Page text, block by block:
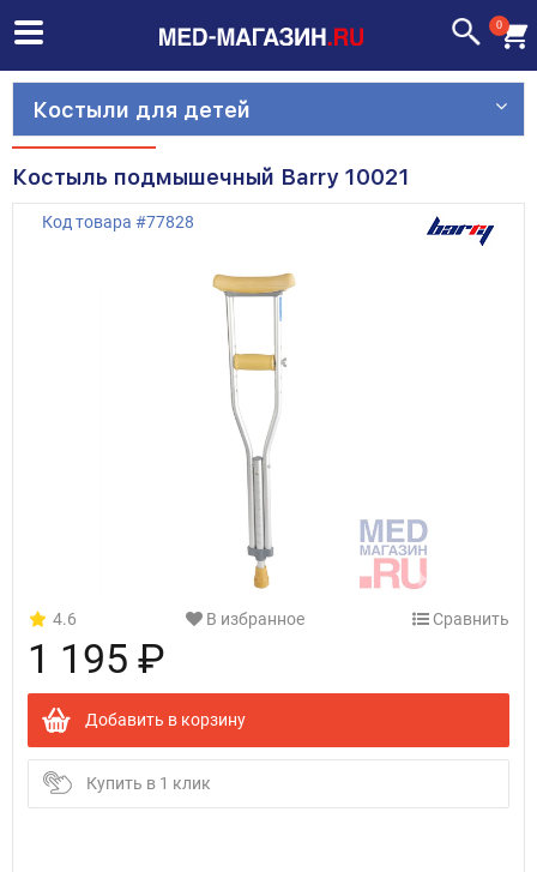
0
Костыли для детей
Костыль подмышечный Barry 10021
Код товара #77828
4.6 В избранное Сравнить
1 195 ₽
Добавить в корзину
Купить в 1 клик